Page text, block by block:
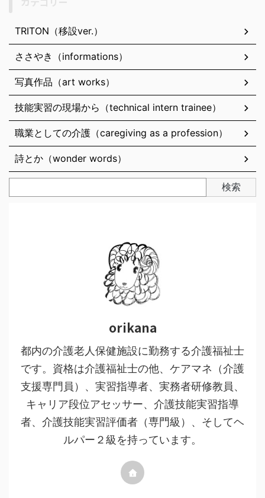
TRITON（移設ver.）
ささやき（informations）
写真作品（art works）
技能実習の現場から（technical intern trainee）
職業としての介護（caregiving as a profession）
詩とか（wonder words）
検索
orikana
都内の介護老人保健施設に勤務する介護福祉士
です。資格は介護福祉士の他、ケアマネ（介護
支援専門員）、実習指導者、実務者研修教員、
キャリア段位アセッサー、介護技能実習指導
者、介護技能実習評価者（専門級）、そしてヘ
ルパー２級を持っています。